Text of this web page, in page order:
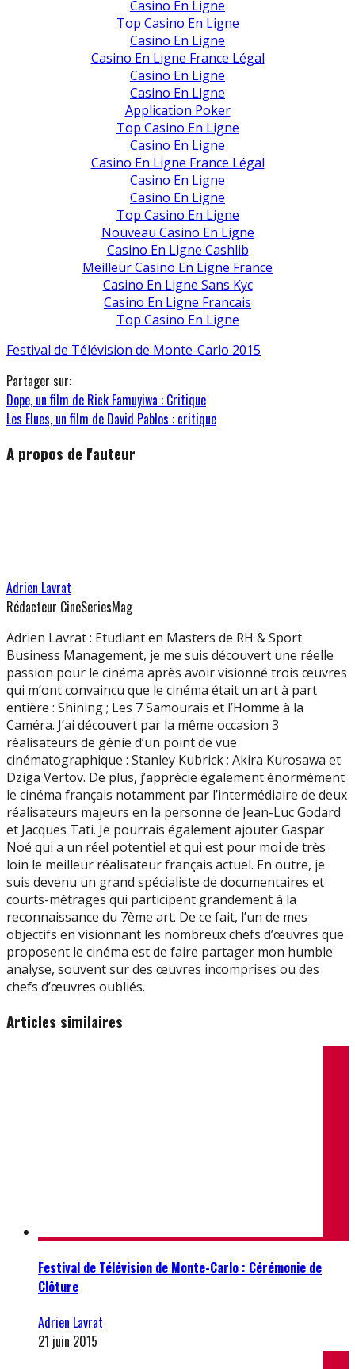
Casino En Ligne
Top Casino En Ligne
Casino En Ligne
Casino En Ligne France Légal
Casino En Ligne
Casino En Ligne
Application Poker
Top Casino En Ligne
Casino En Ligne
Casino En Ligne France Légal
Casino En Ligne
Casino En Ligne
Top Casino En Ligne
Nouveau Casino En Ligne
Casino En Ligne Cashlib
Meilleur Casino En Ligne France
Casino En Ligne Sans Kyc
Casino En Ligne Francais
Top Casino En Ligne
Festival de Télévision de Monte-Carlo 2015
Partager sur:
Dope, un film de Rick Famuyiwa : Critique
Les Elues, un film de David Pablos : critique
A propos de l'auteur
Adrien Lavrat
Rédacteur CineSeriesMag
Adrien Lavrat : Etudiant en Masters de RH & Sport
Business Management, je me suis découvert une réelle
passion pour le cinéma après avoir visionné trois œuvres
qui m’ont convaincu que le cinéma était un art à part
entière : Shining ; Les 7 Samourais et l’Homme à la
Caméra. J’ai découvert par la même occasion 3
réalisateurs de génie d’un point de vue
cinématographique : Stanley Kubrick ; Akira Kurosawa et
Dziga Vertov. De plus, j’apprécie également énormément
le cinéma français notamment par l’intermédiaire de deux
réalisateurs majeurs en la personne de Jean-Luc Godard
et Jacques Tati. Je pourrais également ajouter Gaspar
Noé qui a un réel potentiel et qui est pour moi de très
loin le meilleur réalisateur français actuel. En outre, je
suis devenu un grand spécialiste de documentaires et
courts-métrages qui participent grandement à la
reconnaissance du 7ème art. De ce fait, l’un de mes
objectifs en visionnant les nombreux chefs d’œuvres que
proposent le cinéma est de faire partager mon humble
analyse, souvent sur des œuvres incomprises ou des
chefs d’œuvres oubliés.
Articles similaires
Festival de Télévision de Monte-Carlo : Cérémonie de
Clôture
Adrien Lavrat
21 juin 2015